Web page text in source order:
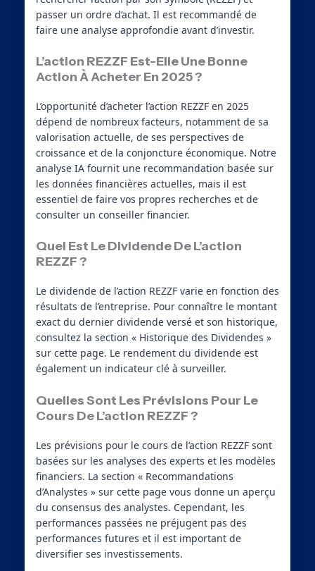
passer un ordre d’achat. Il est recommandé de
faire une analyse approfondie avant d’investir.
L’action REZZF Est-Elle Une Bonne
Action À Acheter En 2025 ?
L’opportunité d’acheter l’action REZZF en 2025
dépend de nombreux facteurs, notamment de sa
valorisation actuelle, de ses perspectives de
croissance et de la conjoncture économique. Notre
analyse IA fournit une recommandation basée sur
les données financières actuelles, mais il est
essentiel de faire vos propres recherches et de
consulter un conseiller financier.
Quel Est Le Dividende De L’action
REZZF ?
Le dividende de l’action REZZF varie en fonction des
résultats de l’entreprise. Pour connaître le montant
exact du dernier dividende versé et son historique,
consultez la section « Historique des Dividendes »
sur cette page. Le rendement du dividende est
également un indicateur clé à surveiller.
Quelles Sont Les Prévisions Pour Le
Cours De L’action REZZF ?
Les prévisions pour le cours de l’action REZZF sont
basées sur les analyses des experts et les modèles
financiers. La section « Recommandations
d’Analystes » sur cette page vous donne un aperçu
du consensus des analystes. Cependant, les
performances passées ne préjugent pas des
performances futures et il est important de
diversifier ses investissements.